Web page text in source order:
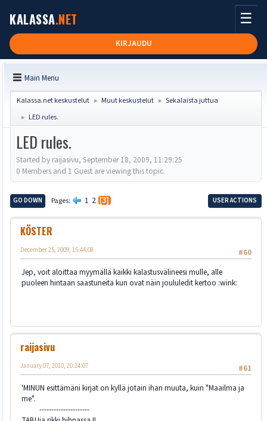
KALASSA.NET
KIRJAUDU
☰
Main Menu
Kalassa.net keskustelut ► Muut keskustelut ► Sekalaista juttua
► LED rules.
LED rules.
Started by raijasivu, September 18, 2009, 11:29:25
0 Members and 1 Guest are viewing this topic.
GO DOWN Pages 1 2 3 USER ACTIONS
KÖSTER
#60
December 25, 2009, 15:44:08
Jep, voit aloittaa myymällä kaikki kalastusvälineesi mulle, alle
puoleen hintaan saastuneita kun ovat näin joululedit kertoo :wink:
raijasivu
#61
January 07, 2010, 20:24:07
'MINUN esittämäni kirjat on kyllä jotain ihan muuta, kuin "Maailma ja
me".
---------------------